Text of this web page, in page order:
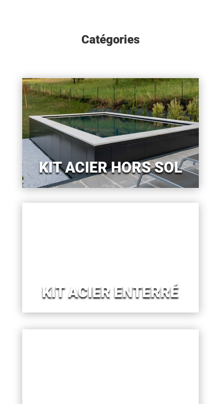
Catégories
KIT ACIER HORS SOL
KIT ACIER ENTERRÉ